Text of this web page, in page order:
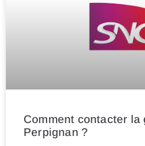
Comment contacter la
Perpignan ?